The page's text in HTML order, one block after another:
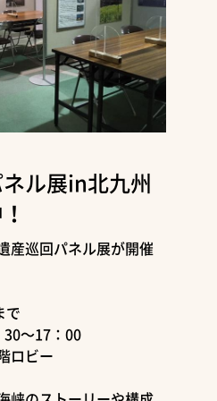
ル展in北九州
産巡回パネル展が開催
で
～17：00
ロビー